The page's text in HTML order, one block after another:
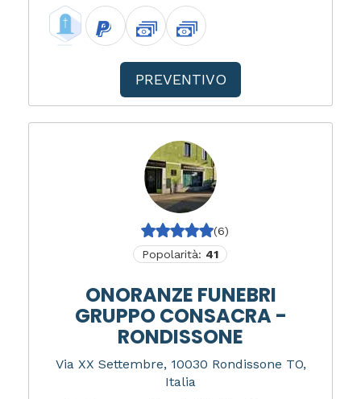
PREVENTIVO
(6)
Popolarità: 41
ONORANZE FUNEBRI
GRUPPO CONSACRA -
RONDISSONE
Via XX Settembre, 10030 Rondissone TO,
Italia